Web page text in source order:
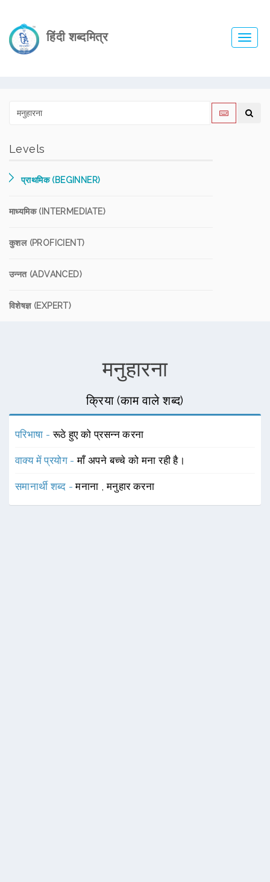
हिंदी शब्दमित्र
Levels
प्राथमिक (BEGINNER)
माध्यमिक (INTERMEDIATE)
कुशल (PROFICIENT)
उन्नत (ADVANCED)
विशेषज्ञ (EXPERT)
मनुहारना
क्रिया (काम वाले शब्द)
परिभाषा -रूठे हुए को प्रसन्न करना
वाक्य में प्रयोग -माँ अपने बच्चे को मना रही है।
समानार्थी शब्द -मनाना ,मनुहार करना